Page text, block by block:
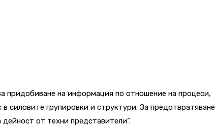
придобиване на информация по отношение на процеси,
силовите групировки и структури. За предотвратяване
от техни представители”.